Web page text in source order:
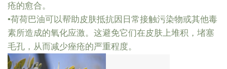
疮的愈合。
•荷荷巴油可以帮助皮肤抵抗因日常接触污染物或其他毒
素所造成的氧化应激。这避免它们在皮肤上堆积，堵塞
毛孔，从而减少痤疮的严重程度。